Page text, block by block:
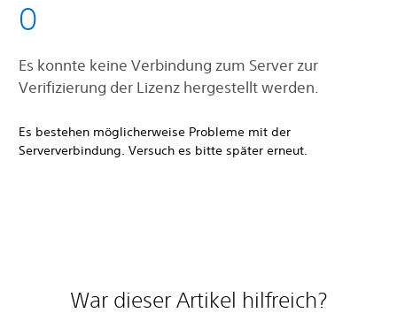
0
Es konnte keine Verbindung zum Server zur
Verifizierung der Lizenz hergestellt werden.
Es bestehen möglicherweise Probleme mit der
Serververbindung. Versuch es bitte später erneut.
War dieser Artikel hilfreich?